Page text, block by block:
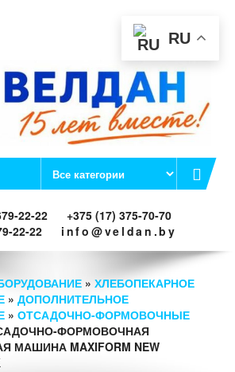
22-22
+375 (17) 375-70-70
22-22
info@veldan.by
» ХЛЕБОПЕКАРНОЕ
» ДОПОЛНИТЕЛЬНОЕ
» ОТСАДОЧНО-ФОРМОВОЧНЫЕ
ФОРМОВОЧНАЯ
МАШИНА MAXIFORM NEW
RU